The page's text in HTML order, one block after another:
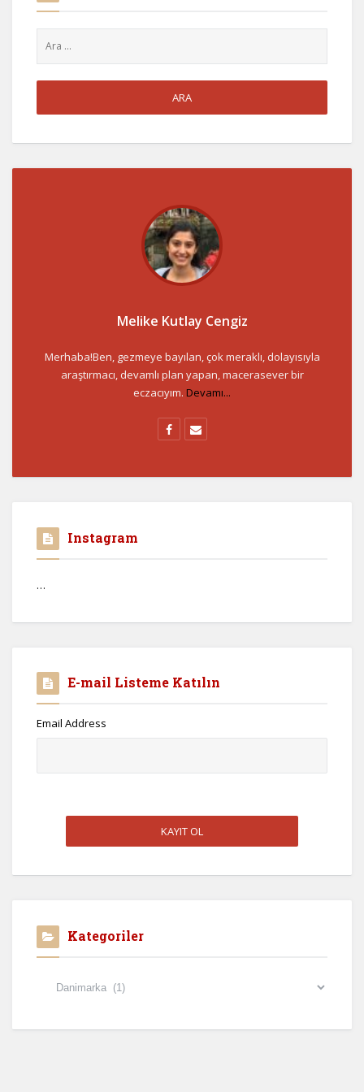
Melike Kutlay Cengiz
Merhaba!Ben, gezmeye bayılan, çok meraklı, dolayısıyla
araştırmacı, devamlı plan yapan, macerasever bir
eczacıyım. Devamı...
Instagram
…
E-mail Listeme Katılın
Email Address
Kategoriler
Kategoriler